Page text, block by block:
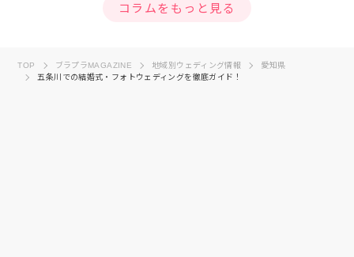
コラムをもっと見る
TOP ブラプラMAGAZINE 地域別ウェディング情報
愛知県
五条川での結婚式・フォトウェディングを徹底ガイド！